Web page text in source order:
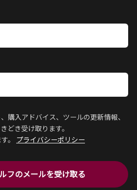
購入アドバイス、ツールの更新情報、
どき受け取ります。
。 プライバシーポリシー
フのメールを受け取る